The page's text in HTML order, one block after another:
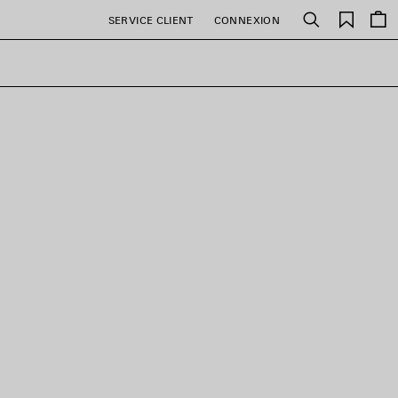
SERVICE CLIENT CONNEXION Rechercher